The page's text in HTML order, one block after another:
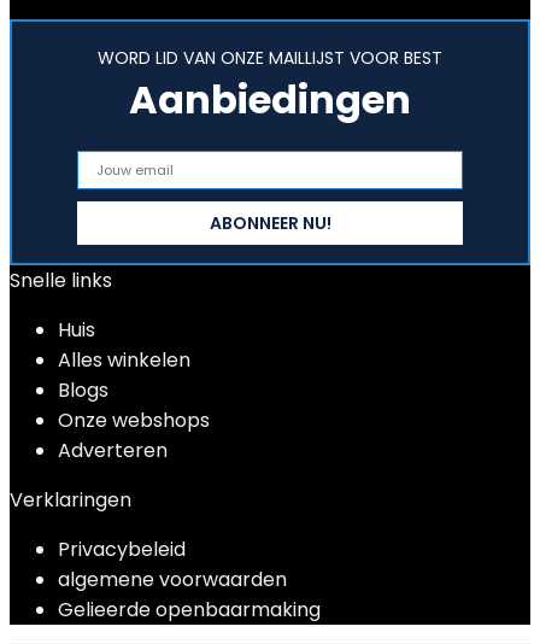
WORD LID VAN ONZE MAILLIJST VOOR BEST
Aanbiedingen
Snelle links
Huis
Alles winkelen
Blogs
Onze webshops
Adverteren
Verklaringen
Privacybeleid
algemene voorwaarden
Gelieerde openbaarmaking